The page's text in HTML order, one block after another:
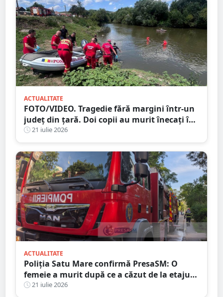
ACTUALITATE
FOTO/VIDEO. Tragedie fără margini într-un
județ din țară. Doi copii au murit înecați în
râu21 iulie 2026
ACTUALITATE
Poliția Satu Mare confirmă PresaSM: O
femeie a murit după ce a căzut de la etajul
al IV-lea al unui bloc
21 iulie 2026